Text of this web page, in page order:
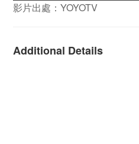
影片出處：YOYOTV
Additional Details